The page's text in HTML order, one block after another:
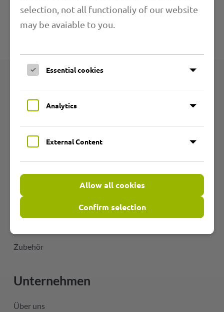
Weitere Informationen
Produktgruppen
PU-Schläuche
PVC-Schläuche
Warmluftschläuche
Zubehör
Unternehmen
Über uns
selection, not all functionaliy of our website
may be avaiable to you.
Essential cookies
Analytics
External Content
Allow all cookies
Confirm selection